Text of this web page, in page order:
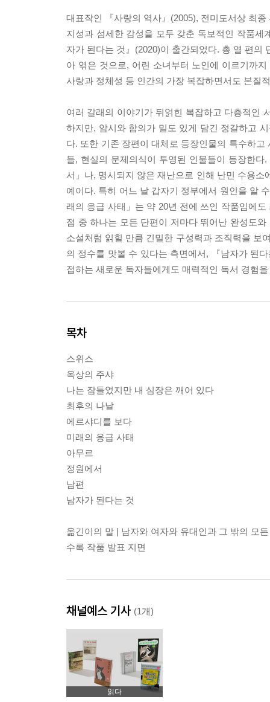
대표작인 『사랑의 역사』(2005), 전미도서상 최
지성과 섬세한 감성을 모두 갖춘 독보적인 작품세
자가 된다는 것』(2020)이 출간되었다. 총 열 편의
아 엮은 것으로, 어린 소녀부터 노인에 이르기까
사랑과 정체성 등 인간의 가장 복잡하면서도 본질
여러 갈래의 이야기가 뒤얽힌 복잡하고 다층적인
하지만, 암시와 함의가 밀도 있게 담긴 정갈하고
다. 또한 기존 장편이 대체로 등장인물의 특수하
들, 현실의 문제의식이 투영된 인물들이 등장한
서」나, 명시되지 않은 재난으로 인해 난민 수용
예이다. 특히 어느 날 갑자기 정부에서 원인을 알
래의 응급 사태」는 약 20년 전에 쓰인 작품임에
점 중 하나는 모든 단편이 저마다 뛰어난 완성도
소설처럼 읽힐 만큼 긴밀한 구성력과 조직력을 보
의 정수를 맛볼 수 있다는 측면에서, 『남자가 된
접하는 새로운 독자들에게도 매력적인 독서 경험
목차
스위스
옥상의 주샤
나는 잠들었지만 내 심장은 깨어 있다
최후의 나날
에르샤디를 보다
미래의 응급 사태
아무르
정원에서
남편
남자가 된다는 것
옮긴이의 말 | 남자와 여자와 유대인과 그 밖의 모
수록 작품 발표 지면
채널예스 기사 (1개)
읽다